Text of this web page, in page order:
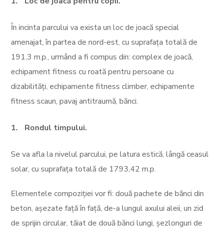
În incinta parcului va exista un loc de joacă special
amenajat, în partea de nord-est, cu suprafața totală de
191,3 m.p., urmând a fi compus din: complex de joacă,
echipament fitness cu roată pentru persoane cu
dizabilități, echipamente fitness climber, echipamente
fitness scaun, pavaj antitraumă, bănci.
Rondul timpului.
Se va afla la nivelul parcului, pe latura estică, lângă ceasul
solar, cu suprafața totală de 1793,42 m.p.
Elementele compoziției vor fi: două pachete de bănci din
beton, așezate față în față, de-a lungul axului aleii, un zid
de sprijin circular, tăiat de două bănci lungi, șezlonguri de